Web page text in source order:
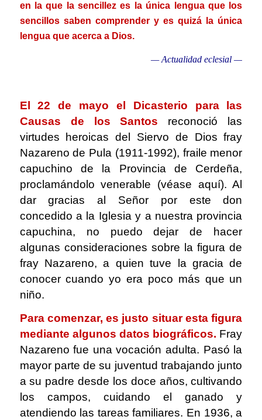
en la que la sencillez es la única lengua que los
sencillos saben comprender y es quizá la única
lengua que acerca a Dios.
— Actualidad eclesial —
El 22 de mayo el Dicasterio para las
Causas de los Santos reconoció las
virtudes heroicas del Siervo de Dios fray
Nazareno de Pula (1911-1992), fraile menor
capuchino de la Provincia de Cerdeña,
proclamándolo venerable (véase aquí). Al
dar gracias al Señor por este don
concedido a la Iglesia y a nuestra provincia
capuchina, no puedo dejar de hacer
algunas consideraciones sobre la figura de
fray Nazareno, a quien tuve la gracia de
conocer cuando yo era poco más que un
niño.
Para comenzar, es justo situar esta figura
mediante algunos datos biográficos. Fray
Nazareno fue una vocación adulta. Pasó la
mayor parte de su juventud trabajando junto
a su padre desde los doce años, cultivando
los campos, cuidando el ganado y
atendiendo las tareas familiares. En 1936, a